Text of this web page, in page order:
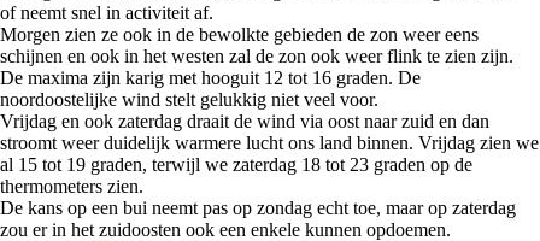
of neemt snel in activiteit af.
Morgen zien ze ook in de bewolkte gebieden de zon weer eens
schijnen en ook in het westen zal de zon ook weer flink te zien zijn.
De maxima zijn karig met hooguit 12 tot 16 graden. De
noordoostelijke wind stelt gelukkig niet veel voor.
Vrijdag en ook zaterdag draait de wind via oost naar zuid en dan
stroomt weer duidelijk warmere lucht ons land binnen. Vrijdag zien we
al 15 tot 19 graden, terwijl we zaterdag 18 tot 23 graden op de
thermometers zien.
De kans op een bui neemt pas op zondag echt toe, maar op zaterdag
zou er in het zuidoosten ook een enkele kunnen opdoemen.